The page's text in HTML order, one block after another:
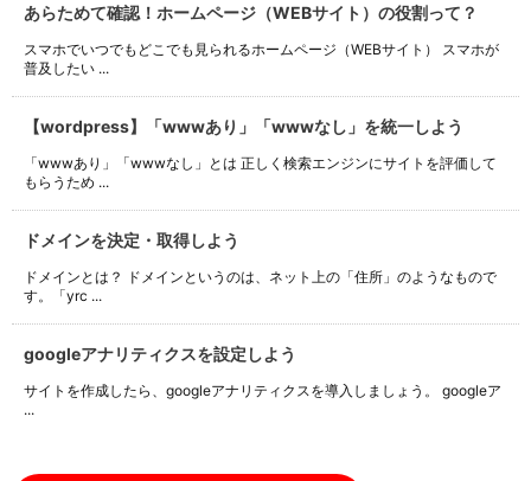
あらためて確認！ホームページ（WEBサイト）の役割って？
スマホでいつでもどこでも見られるホームページ（WEBサイト） スマホが
普及したい ...
【wordpress】「wwwあり」「wwwなし」を統一しよう
「wwwあり」「wwwなし」とは 正しく検索エンジンにサイトを評価して
もらうため ...
ドメインを決定・取得しよう
ドメインとは？ ドメインというのは、ネット上の「住所」のようなもので
す。「yrc ...
googleアナリティクスを設定しよう
サイトを作成したら、googleアナリティクスを導入しましょう。 googleア
...